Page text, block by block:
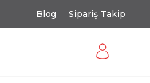
Blog Sipariş Takip